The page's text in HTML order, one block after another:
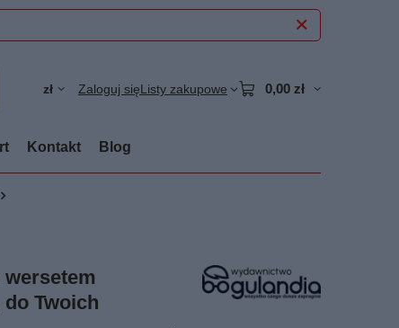
zł Zaloguj sięListy zakupowe 0,00 zł
Kontakt Blog
wersetem
do Twoich